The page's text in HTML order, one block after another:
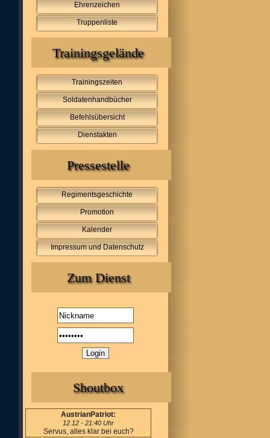
Ehrenzeichen
Truppenliste
Trainingsgelände
Trainingszeiten
Soldatenhandbücher
Befehlsübersicht
Dienstakten
Pressestelle
Regimentsgeschichte
Promotion
Kalender
Impressum und Datenschutz
Zum Dienst
Shoutbox
AustrianPatriot:
12.12 - 21:40 Uhr
Servus, alles klar bei euch?